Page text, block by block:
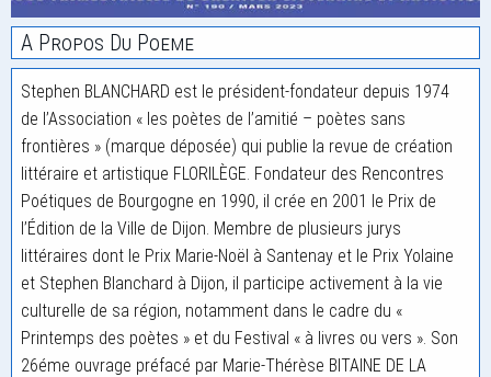
A Propos Du Poeme
Stephen BLANCHARD est le président-fondateur depuis 1974
de l’Association « les poètes de l’amitié – poètes sans
frontières » (marque déposée) qui publie la revue de création
littéraire et artistique FLORILÈGE. Fondateur des Rencontres
Poétiques de Bourgogne en 1990, il crée en 2001 le Prix de
l’Édition de la Ville de Dijon. Membre de plusieurs jurys
littéraires dont le Prix Marie-Noël à Santenay et le Prix Yolaine
et Stephen Blanchard à Dijon, il participe activement à la vie
culturelle de sa région, notamment dans le cadre du «
Printemps des poètes » et du Festival « à livres ou vers ». Son
26éme ouvrage préfacé par Marie-Thérèse BITAINE DE LA